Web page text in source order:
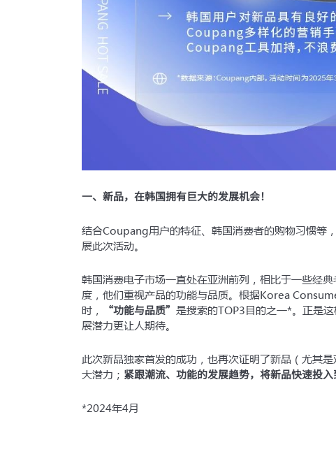
一、新品，在韩国拥有巨大的发展机会！
结合Coupang用户的特征、韩国消费者的购物习惯等
展此次活动。
韩国消费电子市场一直处在亚洲前列，相比于一些经
度，他们重视产品的功能与品质。根据Korea
时，
“功能与品质” 是搜索的TOP3目的之一*。正是
展潜力更让人期待。
此次新品独家首发的成功，也再次证明了新品（尤其
大潜力； 紧跟潮流、功能的发展趋势，将新品快速投
*2024年4月